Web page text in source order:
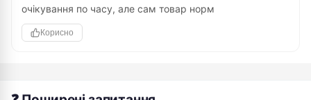
очікування по часу, але сам товар норм
Корисно